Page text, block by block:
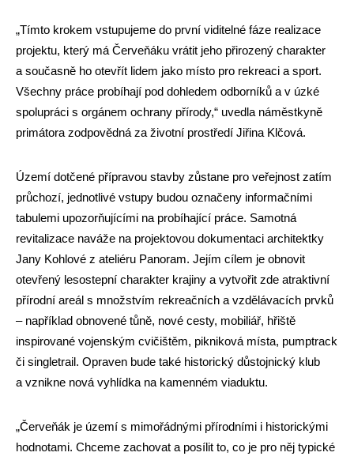
„Tímto krokem vstupujeme do první viditelné fáze realizace
projektu, který má Červeňáku vrátit jeho přirozený charakter
a současně ho otevřít lidem jako místo pro rekreaci a sport.
Všechny práce probíhají pod dohledem odborníků a v úzké
spolupráci s orgánem ochrany přírody,“ uvedla náměstkyně
primátora zodpovědná za životní prostředí Jiřina Klčová.
Území dotčené přípravou stavby zůstane pro veřejnost zatím
průchozí, jednotlivé vstupy budou označeny informačními
tabulemi upozorňujícími na probíhající práce. Samotná
revitalizace naváže na projektovou dokumentaci architektky
Jany Kohlové z ateliéru Panoram. Jejím cílem je obnovit
otevřený lesostepní charakter krajiny a vytvořit zde atraktivní
přírodní areál s množstvím rekreačních a vzdělávacích prvků
– například obnovené tůně, nové cesty, mobiliář, hřiště
inspirované vojenským cvičištěm, pikniková místa, pumptrack
či singletrail. Opraven bude také historický důstojnický klub
a vznikne nová vyhlídka na kamenném viaduktu.
„Červeňák je území s mimořádnými přírodními i historickými
hodnotami. Chceme zachovat a posílit to, co je pro něj typické